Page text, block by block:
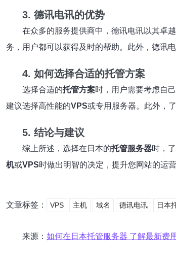
3. 德讯电讯的优势
在众多的服务提供商中，德讯电讯以其卓
务，用户都可以获得及时的帮助。此外，德讯
4. 如何选择合适的托管方案
选择合适的托管方案时，用户需要考虑自
建议选择高性能的VPS或专用服务器。此外，
5. 结论与建议
综上所述，选择在日本的托管服务器时，
机或VPS时做出明智的决定，提升您网站的运营
文章标签： VPS 主机 域名 德讯电讯 日本
来源： 如何在日本托管服务器 了解最新费